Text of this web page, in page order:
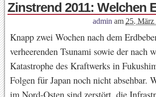
Zinstrend 2011: Welchen
admin am 25. März
Knapp zwei Wochen nach dem
verheerenden Tsunami sowie der nach
Katastrophe des Kraftwerks in
Folgen für Japan noch nicht absehbar.
im Nord-Osten sind zerstört, die